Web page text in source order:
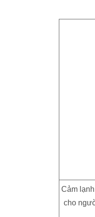
Cảm
cho